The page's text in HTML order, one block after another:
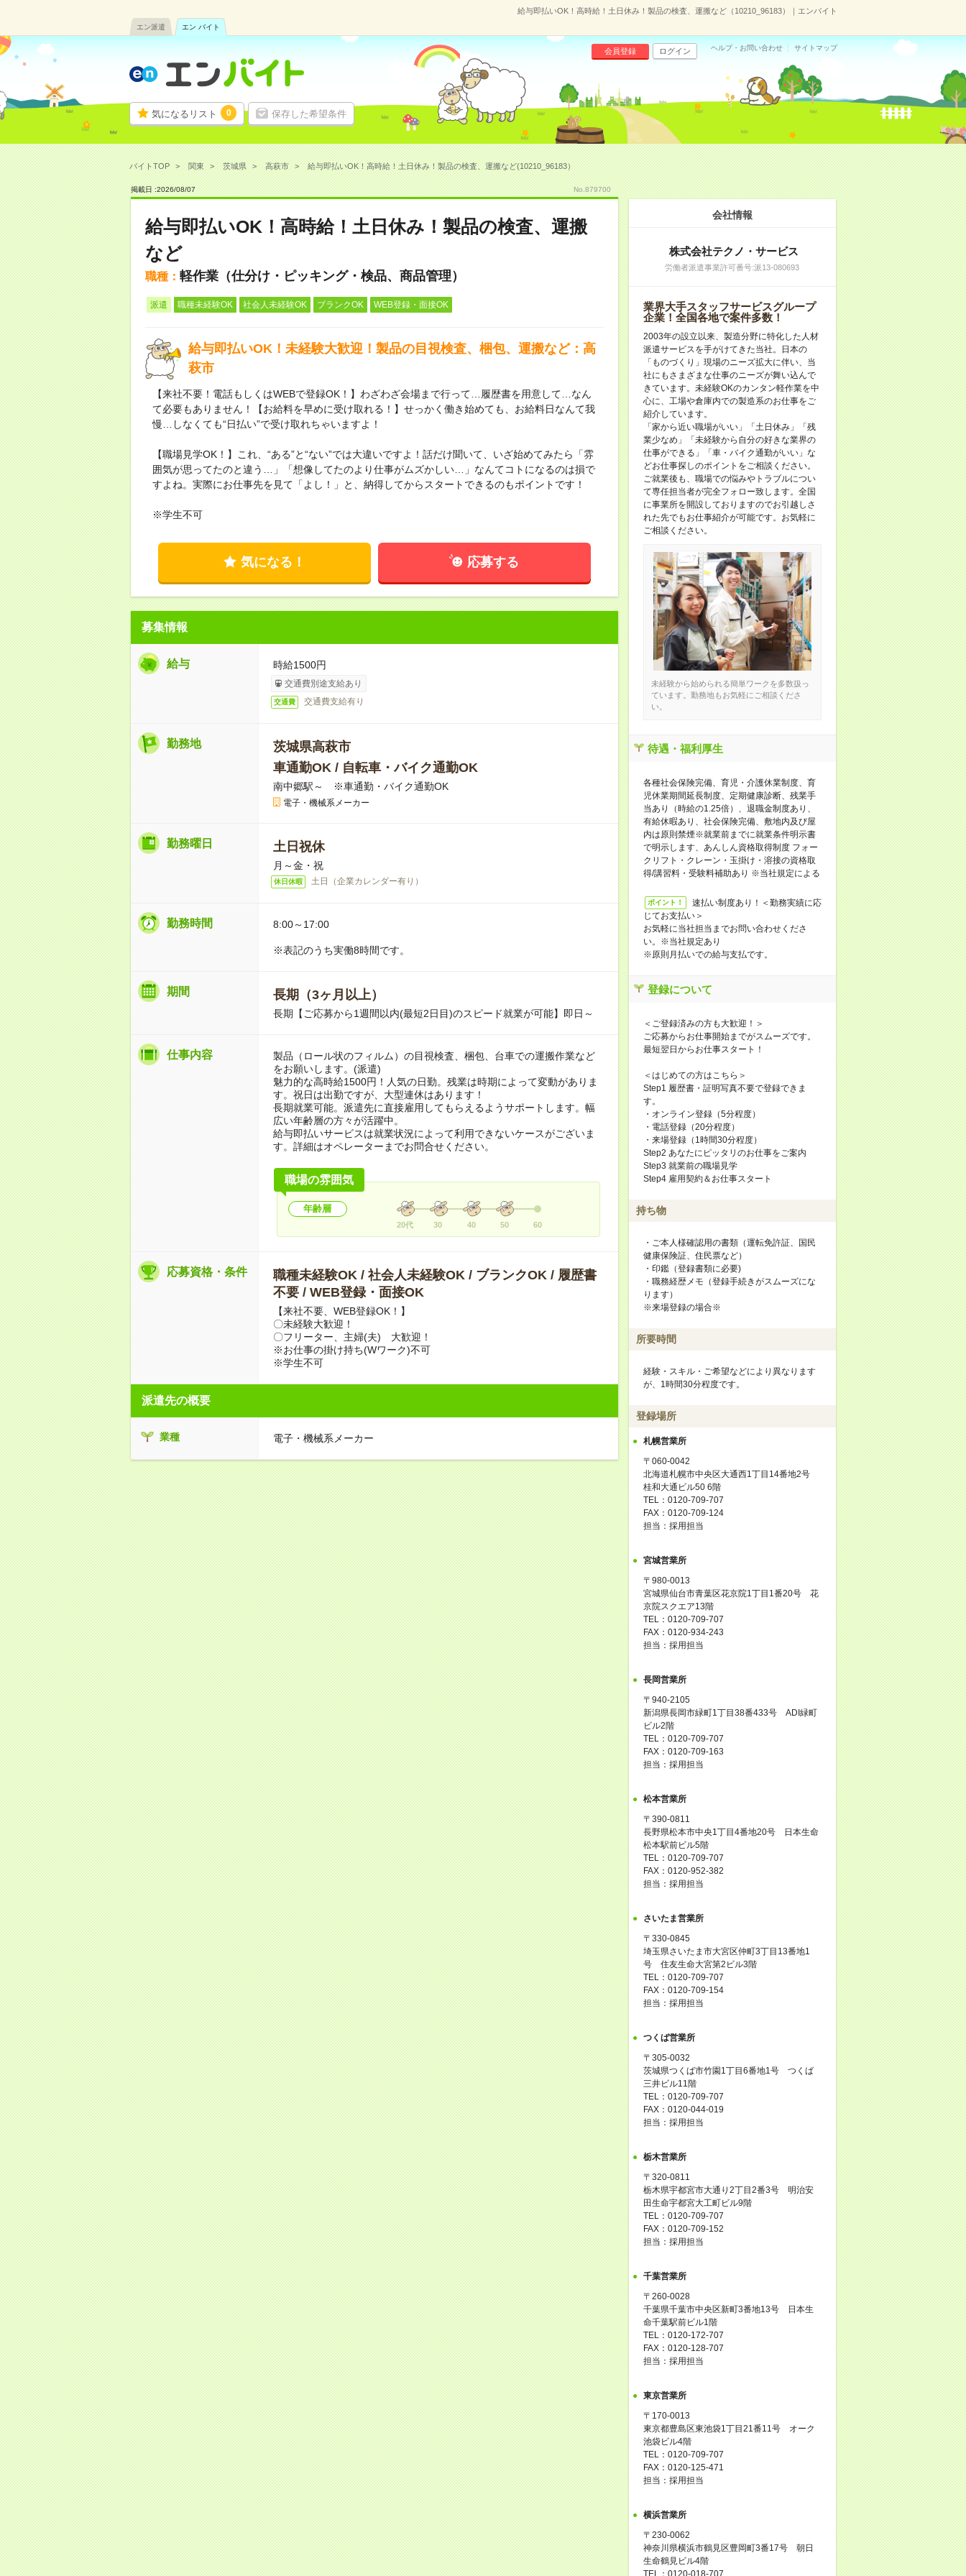
給与即払いOK！高時給！土日休み！製品の検査、運搬など（10210_96183）｜エンバイト
エン派遣 エン バイト
気になるリスト 0 保存した希望条件
会員登録 ログイン ヘルプ・お問い合わせ サイトマップ
バイトTOP 関東 茨城県 高萩市 給与即払いOK！高時給！土日休み！製品の検査、運搬など(10210_96183）
掲載日 :2026/08/07 No.879700
給与即払いOK！高時給！土日休み！製品の検査、運搬
など
職種： 軽作業（仕分け・ピッキング・検品、商品管理）
派遣 職種未経験OK 社会人未経験OK ブランクOK WEB登録・面接OK
給与即払いOK！未経験大歓迎！製品の目視検査、梱包、運搬など：高
萩市
【来社不要！電話もしくはWEBで登録OK！】わざわざ会場まで行って…履歴書を用意して…なん
て必要もありません！【お給料を早めに受け取れる！】せっかく働き始めても、お給料日なんて我
慢…しなくても“日払い”で受け取れちゃいますよ！
【職場見学OK！】これ、“ある”と“ない”では大違いですよ！話だけ聞いて、いざ始めてみたら「雰
囲気が思ってたのと違う…」「想像してたのより仕事がムズかしい…」なんてコトになるのは損で
すよね。実際にお仕事先を見て「よし！」と、納得してからスタートできるのもポイントです！
※学生不可
気になる！ 応募する
募集情報
給与 時給1500円
交通費別途支給あり
交通費 交通費支給有り
勤務地
茨城県高萩市
車通勤OK / 自転車・バイク通勤OK
南中郷駅～ ※車通勤・バイク通勤OK
電子・機械系メーカー
勤務曜日 土日祝休
月～金・祝
休日休暇 土日（企業カレンダー有り）
勤務時間 8:00～17:00
※表記のうち実働8時間です。
期間 長期（3ヶ月以上）
長期【ご応募から1週間以内(最短2日目)のスピード就業が可能】即日～
仕事内容
製品（ロール状のフィルム）の目視検査、梱包、台車での運搬作業など
をお願いします。(派遣)
魅力的な高時給1500円！人気の日勤。残業は時期によって変動がありま
す。祝日は出勤ですが、大型連休はあります！
長期就業可能。派遣先に直接雇用してもらえるようサポートします。幅
広い年齢層の方々が活躍中。
給与即払いサービスは就業状況によって利用できないケースがございま
す。詳細はオペレーターまでお問合せください。
職場の雰囲気
年齢層
20代 30 40 50 60
応募資格・条件
職種未経験OK / 社会人未経験OK / ブランクOK / 履歴書
不要 / WEB登録・面接OK
【来社不要、WEB登録OK！】
〇未経験大歓迎！
〇フリーター、主婦(夫) 大歓迎！
※お仕事の掛け持ち(Wワーク)不可
※学生不可
派遣先の概要
業種 電子・機械系メーカー
会社情報
株式会社テクノ・サービス
労働者派遣事業許可番号:派13-080693
業界大手スタッフサービスグループ
企業！全国各地で案件多数！
2003年の設立以来、製造分野に特化した人材
派遣サービスを手がけてきた当社。日本の
「ものづくり」現場のニーズ拡大に伴い、当
社にもさまざまな仕事のニーズが舞い込んで
きています。未経験OKのカンタン軽作業を中
心に、工場や倉庫内での製造系のお仕事をご
紹介しています。
「家から近い職場がいい」「土日休み」「残
業少なめ」「未経験から自分の好きな業界の
仕事ができる」「車・バイク通勤がいい」な
どお仕事探しのポイントをご相談ください。
ご就業後も、職場での悩みやトラブルについ
て専任担当者が完全フォロー致します。全国
に事業所を開設しておりますのでお引越しさ
れた先でもお仕事紹介が可能です。お気軽に
ご相談ください。
未経験から始められる簡単ワークを多数扱っ
ています。勤務地もお気軽にご相談くださ
い。
待遇・福利厚生
各種社会保険完備、育児・介護休業制度、育
児休業期間延長制度、定期健康診断、残業手
当あり（時給の1.25倍）、退職金制度あり、
有給休暇あり、社会保険完備、敷地内及び屋
内は原則禁煙※就業前までに就業条件明示書
で明示します、あんしん資格取得制度 フォー
クリフト・クレーン・玉掛け・溶接の資格取
得/講習料・受験料補助あり ※当社規定による
ポイント！
速払い制度あり！＜勤務実績に応
じてお支払い＞
お気軽に当社担当までお問い合わせくださ
い。※当社規定あり
※原則月払いでの給与支払です。
登録について
＜ご登録済みの方も大歓迎！＞
ご応募からお仕事開始までがスムーズです。
最短翌日からお仕事スタート！
＜はじめての方はこちら＞
Step1 履歴書・証明写真不要で登録できま
す。
・オンライン登録（5分程度）
・電話登録（20分程度）
・来場登録（1時間30分程度）
Step2 あなたにピッタリのお仕事をご案内
Step3 就業前の職場見学
Step4 雇用契約＆お仕事スタート
持ち物
・ご本人様確認用の書類（運転免許証、国民
健康保険証、住民票など）
・印鑑（登録書類に必要)
・職務経歴メモ（登録手続きがスムーズにな
ります）
※来場登録の場合※
所要時間
経験・スキル・ご希望などにより異なります
が、1時間30分程度です。
登録場所
札幌営業所
〒060-0042
北海道札幌市中央区大通西1丁目14番地2号
桂和大通ビル50 6階
TEL：0120-709-707
FAX：0120-709-124
担当：採用担当
宮城営業所
〒980-0013
宮城県仙台市青葉区花京院1丁目1番20号 花
京院スクエア13階
TEL：0120-709-707
FAX：0120-934-243
担当：採用担当
長岡営業所
〒940-2105
新潟県長岡市緑町1丁目38番433号 ADI緑町
ビル2階
TEL：0120-709-707
FAX：0120-709-163
担当：採用担当
松本営業所
〒390-0811
長野県松本市中央1丁目4番地20号 日本生命
松本駅前ビル5階
TEL：0120-709-707
FAX：0120-952-382
担当：採用担当
さいたま営業所
〒330-0845
埼玉県さいたま市大宮区仲町3丁目13番地1
号 住友生命大宮第2ビル3階
TEL：0120-709-707
FAX：0120-709-154
担当：採用担当
つくば営業所
〒305-0032
茨城県つくば市竹園1丁目6番地1号 つくば
三井ビル11階
TEL：0120-709-707
FAX：0120-044-019
担当：採用担当
栃木営業所
〒320-0811
栃木県宇都宮市大通り2丁目2番3号 明治安
田生命宇都宮大工町ビル9階
TEL：0120-709-707
FAX：0120-709-152
担当：採用担当
千葉営業所
〒260-0028
千葉県千葉市中央区新町3番地13号 日本生
命千葉駅前ビル1階
TEL：0120-172-707
FAX：0120-128-707
担当：採用担当
東京営業所
〒170-0013
東京都豊島区東池袋1丁目21番11号 オーク
池袋ビル4階
TEL：0120-709-707
FAX：0120-125-471
担当：採用担当
横浜営業所
〒230-0062
神奈川県横浜市鶴見区豊岡町3番17号 朝日
生命鶴見ビル4階
TEL：0120-018-707